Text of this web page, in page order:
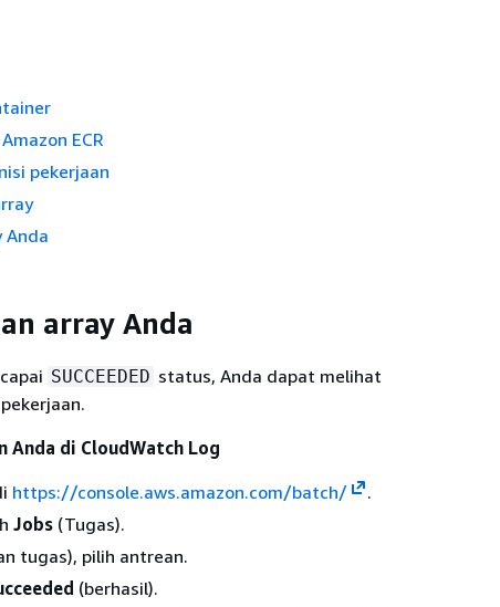
ECR
pekerjaan
Anda
array Anda
SUCCEEDED status, Anda dapat melihat
Anda di CloudWatch Log
https://console.aws.amazon.com/batch/
.
Jobs (Tugas).
tugas), pilih antrean.
(berhasil).